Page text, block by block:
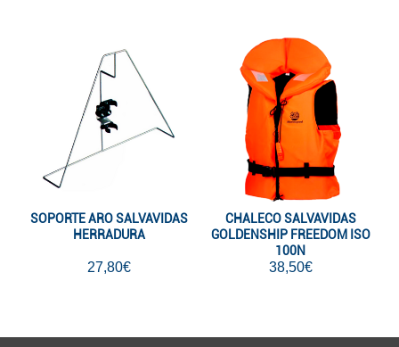
SOPORTE ARO SALVAVIDAS
HERRADURA
27,80€
CHALECO SALVAVIDAS
GOLDENSHIP FREEDOM ISO
100N
38,50€